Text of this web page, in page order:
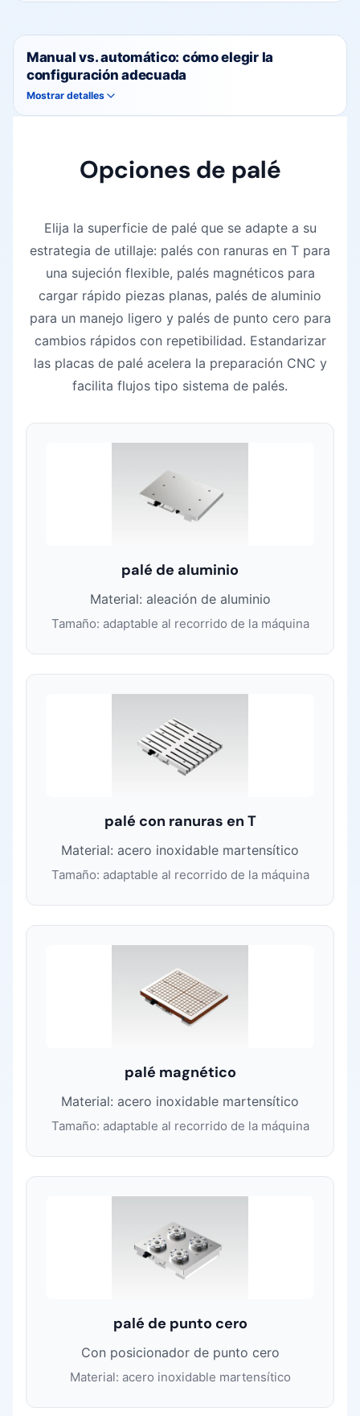
Manual vs. automático: cómo elegir la
configuración adecuada
Mostrar detalles
Opciones de palé
Elija la superficie de palé que se adapte a su
estrategia de utillaje: palés con ranuras en T para
una sujeción flexible, palés magnéticos para
cargar rápido piezas planas, palés de aluminio
para un manejo ligero y palés de punto cero para
cambios rápidos con repetibilidad. Estandarizar
las placas de palé acelera la preparación CNC y
facilita flujos tipo sistema de palés.
palé de aluminio
Material: aleación de aluminio
Tamaño: adaptable al recorrido de la máquina
palé con ranuras en T
Material: acero inoxidable martensítico
Tamaño: adaptable al recorrido de la máquina
palé magnético
Material: acero inoxidable martensítico
Tamaño: adaptable al recorrido de la máquina
palé de punto cero
Con posicionador de punto cero
Material: acero inoxidable martensítico